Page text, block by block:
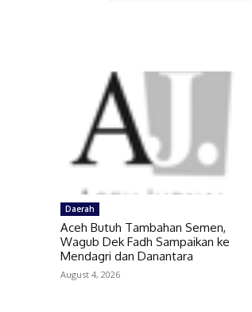
Daerah
Aceh Butuh Tambahan Semen,
Wagub Dek Fadh Sampaikan ke
Mendagri dan Danantara
August 4, 2026